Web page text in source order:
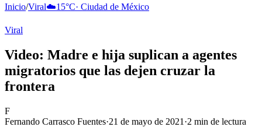
Inicio/Viral☁️15°C· Ciudad de México
Viral
Video: Madre e hija suplican a agentes
migratorios que las dejen cruzar la
frontera
F
Fernando Carrasco Fuentes·21 de mayo de 2021 ·2 min de lectura